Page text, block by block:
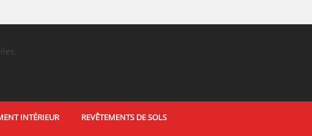
INTÉRIEUR REVÊTEMENTS DE SOLS